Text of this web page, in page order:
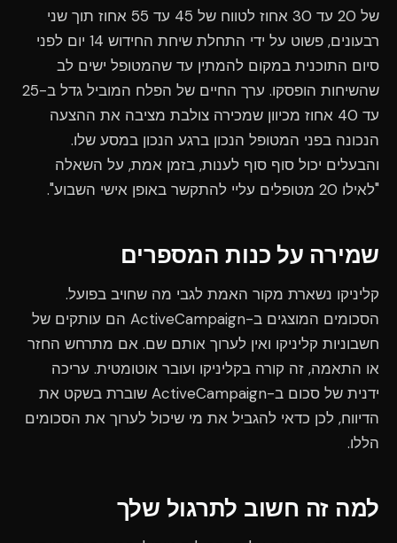
של 20 עד 30 אחוז לטווח של 45 עד 55 אחוז תוך שני
רבעונים, פשוט על ידי התחלת שיחת החידוש 14 יום לפני
סיום התוכנית במקום להמתין עד שהמטופל ישים לב
שהשיחות הופסקו. ערך החיים של הפלח המוביל גדל ב-25
עד 40 אחוז מכיוון שמכירה צולבת מציבה את ההצעה
הנכונה בפני המטופל הנכון ברגע הנכון במסע שלו.
והבעלים יכול סוף סוף לענות, בזמן אמת, על השאלה
"לאילו 20 מטופלים עליי להתקשר באופן אישי השבוע".
שמירה על כנות המספרים
קליניקו נשארת מקור האמת לגבי מה שחויב בפועל.
הסכומים המוצגים ב-ActiveCampaign הם עותקים של
חשבוניות קליניקו ואין לערוך אותם שם. אם מתרחש החזר
או התאמה, זה קורה בקליניקו ועובר אוטומטית. עריכה
ידנית של סכום ב-ActiveCampaign שוברת בשקט את
הדיווח, לכן כדאי להגביל את מי שיכול לערוך את הסכומים
הללו.
למה זה חשוב לתרגול שלך